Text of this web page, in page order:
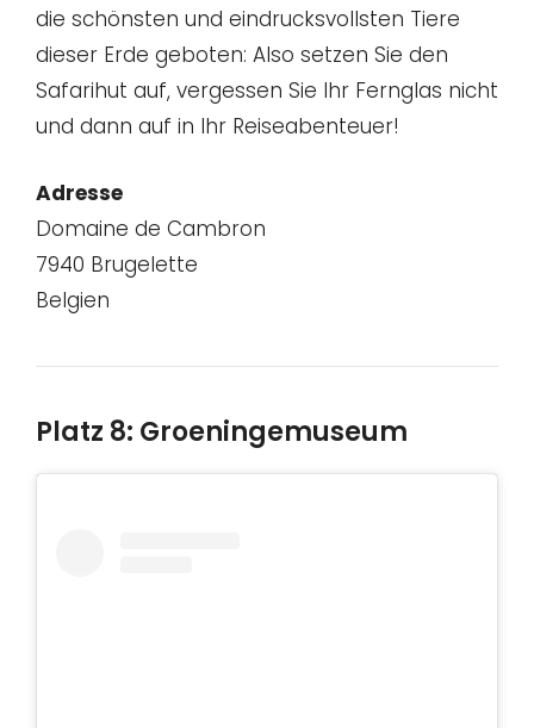
die schönsten und eindrucksvollsten Tiere
dieser Erde geboten: Also setzen Sie den
Safarihut auf, vergessen Sie Ihr Fernglas nicht
und dann auf in Ihr Reiseabenteuer!
Adresse
Domaine de Cambron
7940 Brugelette
Belgien
Platz 8: Groeningemuseum